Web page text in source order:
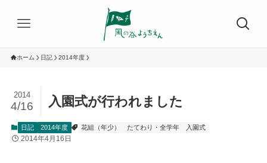
ホーム 日記 2014年度
入園式が行われました
2014
4/16
日記 2014年度 花組（年少） たてわり・全学年 入園式
2014年4月16日